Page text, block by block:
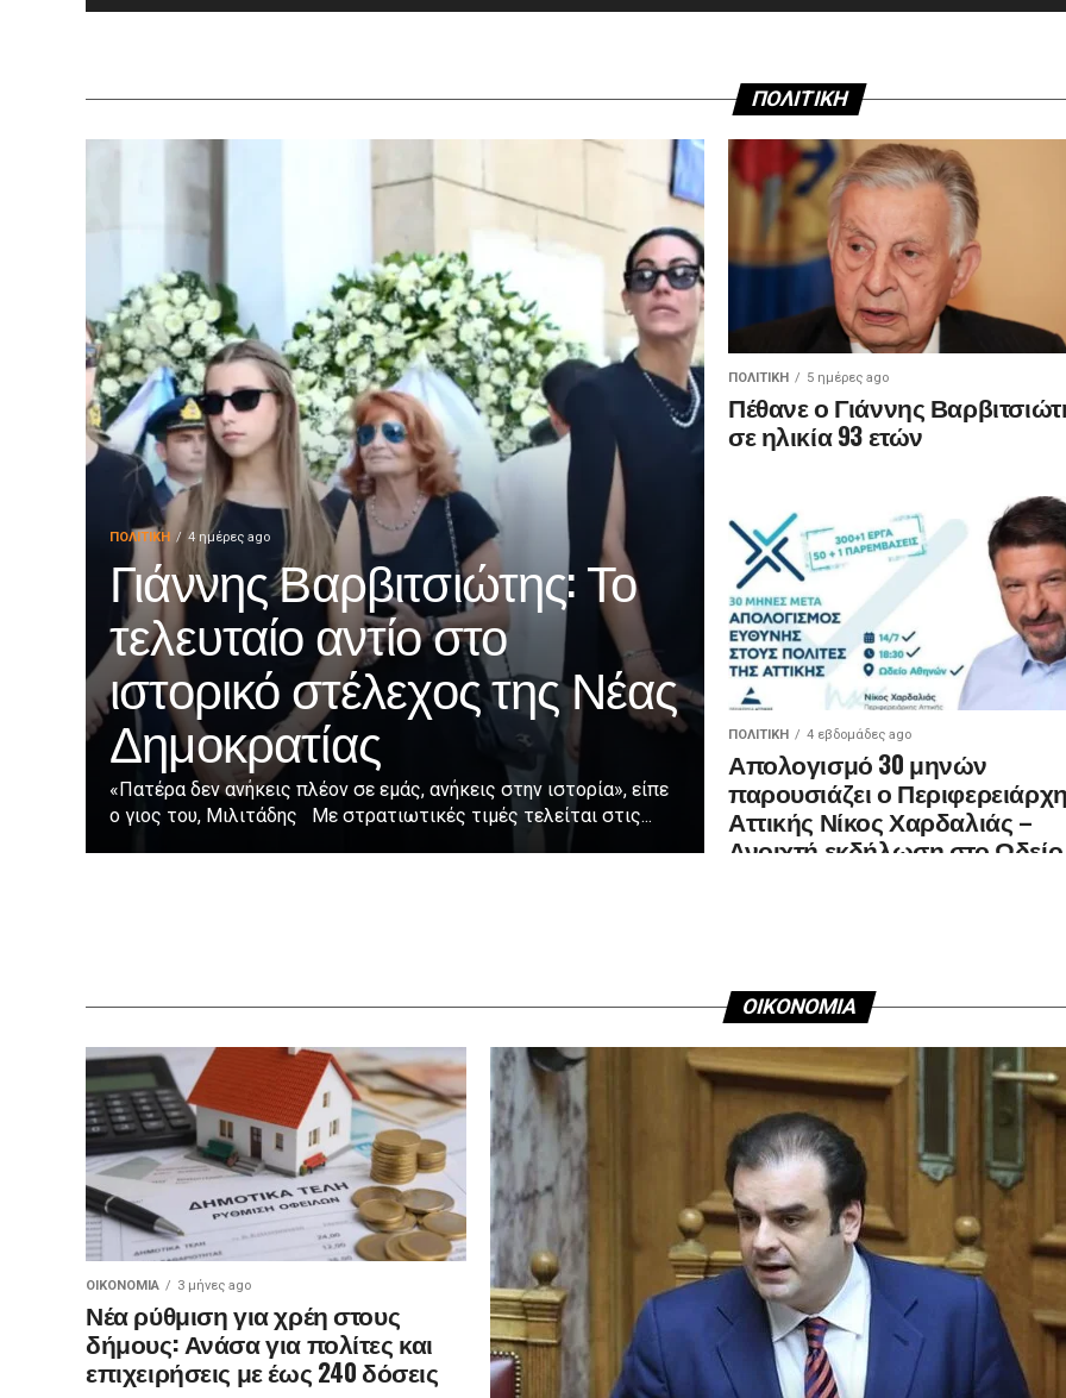
ΠΟΛΙΤΙΚΗ
ΠΟΛΙΤΙΚΉ 4 ημέρες ago
Γιάννης Βαρβιτσιώτης: Το
τελευταίο αντίο στο
ιστορικό στέλεχος της Νέας
Δημοκρατίας
«Πατέρα δεν ανήκεις πλέον σε εμάς, ανήκεις στην ιστορία», είπε
ο γιος του, Μιλιτάδης Με στρατιωτικές τιμές τελείται στις...
ΠΟΛΙΤΙΚΉ 5 ημέρες ago
Πέθανε ο Γιάννης
σε ηλικία 93 ετών
ΠΟΛΙΤΙΚΉ 4 εβδομάδες ago
Απολογισμό 30 μηνών
παρουσιάζει ο
Αττικής Νίκος Χαρδαλιάς –
Ανοιχτή εκδήλωση στο Ωδείο
ΟΙΚΟΝΟΜΙΑ
ΟΙΚΟΝΟΜΊΑ 3 μήνες ago
Νέα ρύθμιση για χρέη στους
δήμους: Ανάσα για πολίτες και
επιχειρήσεις με έως 240 δόσεις